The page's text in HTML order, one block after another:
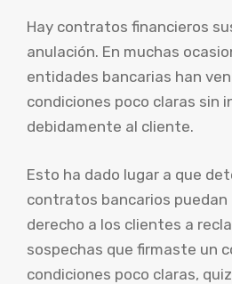
Hay contratos financieros
anulación. En muchas
entidades bancarias han
condiciones poco claras sin
debidamente al cliente.
Esto ha dado lugar a que
contratos bancarios puedan
derecho a los clientes a
sospechas que firmaste un
condiciones poco claras,